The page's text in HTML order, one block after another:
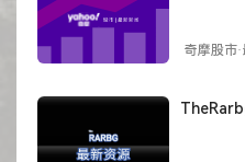
奇摩股市·